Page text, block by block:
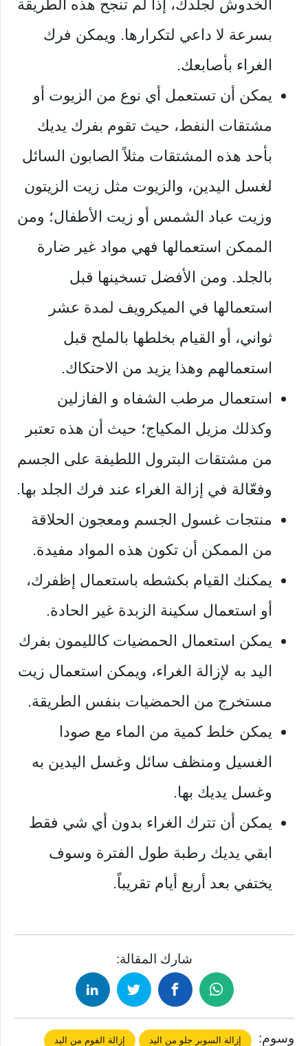
الخدوش لجلدك، إذا لم تنجح هذه الطريقة
بسرعة لا داعي لتكرارها. ويمكن فرك
الغراء بأصابعك.
يمكن أن تستعمل أي نوع من الزيوت أو
مشتقات النفط، حيث تقوم بفرك يديك
بأحد هذه المشتقات مثلاً الصابون السائل
لغسل اليدين، والزيوت مثل زيت الزيتون
وزيت عباد الشمس أو زيت الأطفال؛ ومن
الممكن استعمالها فهي مواد غير ضارة
بالجلد. ومن الأفضل تسخينها قبل
استعمالها في الميكرويف لمدة عشر
ثواني، أو القيام بخلطها بالملح قبل
استعمالهم وهذا يزيد من الاحتكاك.
استعمال مرطب الشفاه و الفازلين
وكذلك مزيل المكياج؛ حيث أن هذه تعتبر
من مشتقات البترول اللطيفة على الجسم
وفعّالة في إزالة الغراء عند فرك الجلد بها.
منتجات غسول الجسم ومعجون الحلاقة
من الممكن أن تكون هذه المواد مفيدة.
يمكنك القيام بكشطه باستعمال إظفرك،
أو استعمال سكينة الزبدة غير الحادة.
يمكن استعمال الحمضيات كالليمون بفرك
اليد به لإزالة الغراء، ويمكن استعمال زيت
مستخرج من الحمضيات بنفس الطريقة.
يمكن خلط كمية من الماء مع صودا
الغسيل ومنظف سائل وغسل اليدين به
وغسل يديك بها.
يمكن أن تترك الغراء بدون أي شي فقط
ابقي يديك رطبة طول الفترة وسوف
يختفي بعد أربع أيام تقريباً.
شارك المقالة:
وسوم: إزالة السوبر جلو من اليد إزالة الفوم من اليد